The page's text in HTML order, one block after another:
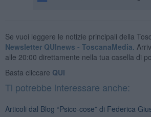
Se vuoi leggere le notizie principali della
Newsletter QUInews - ToscanaMedia.
alle 20:00 direttamente nella tua casella di
Basta cliccare QUI
Ti potrebbe interessare anche:
Articoli dal Blog “Psico-cose” di Federica